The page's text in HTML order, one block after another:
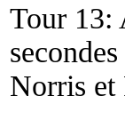
Tour 13:
Norris et